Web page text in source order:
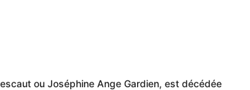
ou Joséphine Ange Gardien, est décédée